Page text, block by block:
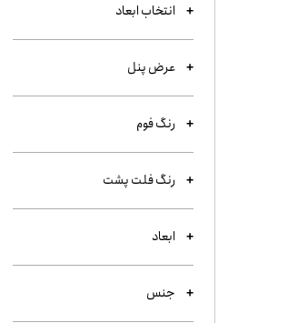
انتخاب ابعاد
عرض پنل
رنگ فوم
رنگ فلت پشت
ابعاد
جنس